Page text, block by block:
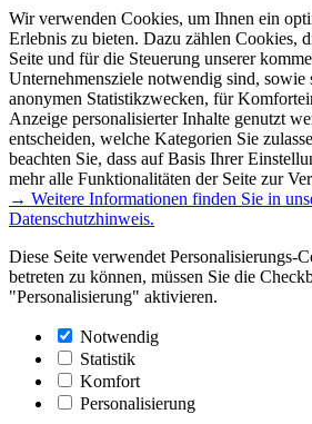
Wir verwenden Cookies, um Ihnen ein
Erlebnis zu bieten. Dazu zählen Cookies,
Seite und für die Steuerung unserer
Unternehmensziele notwendig sind,
anonymen Statistikzwecken, für
Anzeige personalisierter Inhalte genutzt
entscheiden, welche Kategorien Sie
beachten Sie, dass auf Basis Ihrer
mehr alle Funktionalitäten der Seite zur
→ Weitere Informationen finden Sie in
Datenschutzhinweis.
Diese Seite verwendet Personalisierungs-
betreten zu können, müssen Sie die
"Personalisierung" aktivieren.
Notwendig
Statistik
Komfort
Personalisierung